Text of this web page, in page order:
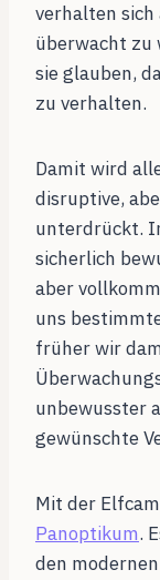
verhalten sich
überwacht zu
sie glauben,
zu verhalten.
Damit wird
disruptive,
unterdrückt.
sicherlich
aber
uns
früher wir
unbewusster
gewünschte
Mit der
Panoptikum.
den